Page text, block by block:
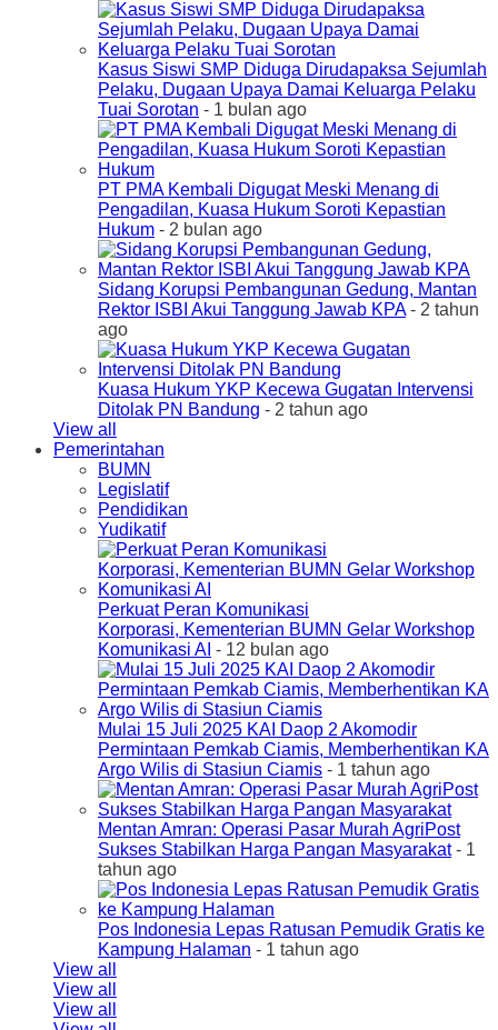
Kasus Siswi SMP Diduga Dirudapaksa Sejumlah
Pelaku, Dugaan Upaya Damai Keluarga Pelaku
Tuai Sorotan - 1 bulan ago
PT PMA Kembali Digugat Meski Menang di
Pengadilan, Kuasa Hukum Soroti Kepastian
Hukum - 2 bulan ago
Sidang Korupsi Pembangunan Gedung, Mantan
Rektor ISBI Akui Tanggung Jawab KPA- 2 tahun
ago
Kuasa Hukum YKP Kecewa Gugatan Intervensi
Ditolak PN Bandung - 2 tahun ago
View all
Pemerintahan
BUMN
Legislatif
Pendidikan
Yudikatif
Perkuat Peran Komunikasi
Korporasi, Kementerian BUMN Gelar Workshop
Komunikasi AI - 12 bulan ago
Mulai 15 Juli 2025 KAI Daop 2 Akomodir
Permintaan Pemkab Ciamis, Memberhentikan KA
Argo Wilis di Stasiun Ciamis - 1 tahun ago
Mentan Amran: Operasi Pasar Murah AgriPost
Sukses Stabilkan Harga Pangan Masyarakat- 1
tahun ago
Pos Indonesia Lepas Ratusan Pemudik Gratis ke
Kampung Halaman - 1 tahun ago
View all
View all
View all